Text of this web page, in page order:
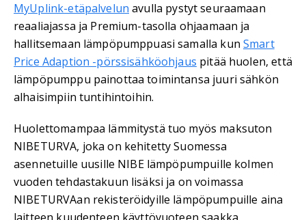
MyUplink-etäpalvelun avulla pystyt seuraamaan
reaaliajassa ja Premium-tasolla ohjaamaan ja
hallitsemaan lämpöpumppuasi samalla kun Smart
Price Adaption -pörssisähköohjaus pitää huolen, että
lämpöpumppu painottaa toimintansa juuri sähkön
alhaisimpiin tuntihintoihin.
Huolettomampaa lämmitystä tuo myös maksuton
NIBETURVA, joka on kehitetty Suomessa
asennetuille uusille NIBE lämpöpumpuille kolmen
vuoden tehdastakuun lisäksi ja on voimassa
NIBETURVAan rekisteröidyille lämpöpumpuille aina